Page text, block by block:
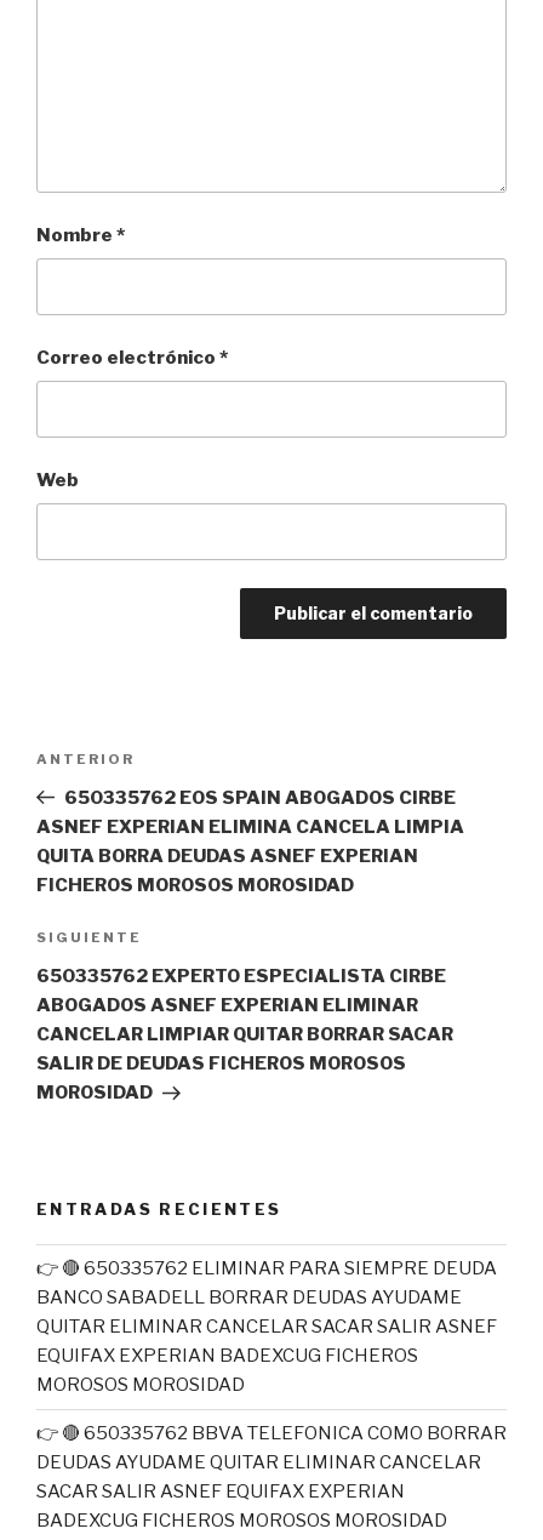
Nombre *
Correo electrónico *
Web
entradas
Entrada
anterior:
ANTERIOR
650335762 EOS SPAIN ABOGADOS CIRBE
ASNEF EXPERIAN ELIMINA CANCELA LIMPIA
QUITA BORRA DEUDAS ASNEF EXPERIAN
FICHEROS MOROSOS MOROSIDAD
Siguiente
entrada
SIGUIENTE
650335762 EXPERTO ESPECIALISTA CIRBE
ABOGADOS ASNEF EXPERIAN ELIMINAR
CANCELAR LIMPIAR QUITAR BORRAR SACAR
SALIR DE DEUDAS FICHEROS MOROSOS
MOROSIDAD
ENTRADAS RECIENTES
👉 🔴 650335762 ELIMINAR PARA SIEMPRE DEUDA
BANCO SABADELL BORRAR DEUDAS AYUDAME
QUITAR ELIMINAR CANCELAR SACAR SALIR ASNEF
EQUIFAX EXPERIAN BADEXCUG FICHEROS
MOROSOS MOROSIDAD
👉 🔴 650335762 BBVA TELEFONICA COMO BORRAR
DEUDAS AYUDAME QUITAR ELIMINAR CANCELAR
SACAR SALIR ASNEF EQUIFAX EXPERIAN
BADEXCUG FICHEROS MOROSOS MOROSIDAD